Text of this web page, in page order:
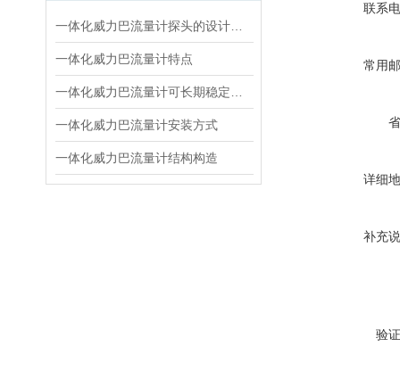
一体化威力巴流量计特点
一体化威力巴流量计安装方式
一体化威力巴流量计结构构造
联系
常用
详细
补充
验